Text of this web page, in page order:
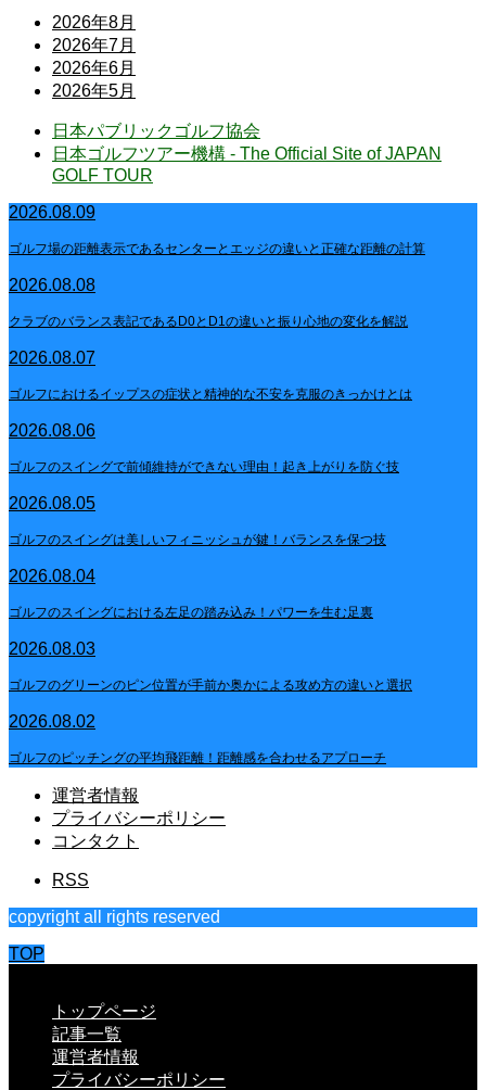
2026年8月
2026年7月
2026年6月
2026年5月
日本パブリックゴルフ協会
日本ゴルフツアー機構 - The Official Site of JAPAN
GOLF TOUR
2026.08.09
ゴルフ場の距離表示であるセンターとエッジの違いと正確な距離の計算
2026.08.08
クラブのバランス表記であるD0とD1の違いと振り心地の変化を解説
2026.08.07
ゴルフにおけるイップスの症状と精神的な不安を克服のきっかけとは
2026.08.06
ゴルフのスイングで前傾維持ができない理由！起き上がりを防ぐ技
2026.08.05
ゴルフのスイングは美しいフィニッシュが鍵！バランスを保つ技
2026.08.04
ゴルフのスイングにおける左足の踏み込み！パワーを生む足裏
2026.08.03
ゴルフのグリーンのピン位置が手前か奥かによる攻め方の違いと選択
2026.08.02
ゴルフのピッチングの平均飛距離！距離感を合わせるアプローチ
運営者情報
プライバシーポリシー
コンタクト
RSS
copyright all rights reserved
TOP
トップページ
記事一覧
運営者情報
プライバシーポリシー